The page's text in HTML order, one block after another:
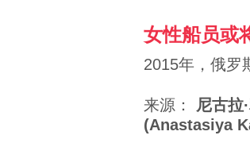
女性船员或
2015年，俄罗
来源： 尼古拉
(Anastasiya